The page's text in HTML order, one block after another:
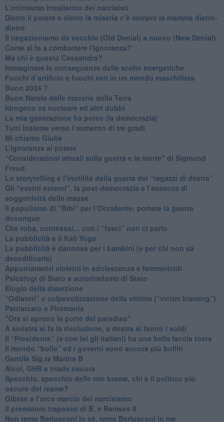
​L’ottimismo irrealistico dei narcisisti
​Dietro il potere e dietro la miseria c’è sempre la mamma dietro-
dietro
Il negazionismo da vecchio (Old Denial) a nuovo (New Denial)
Come si fa a combattere l'ignoranza?
Ma chi è questo Cassandra?
Immaginare le conseguenze delle scelte energetiche
​Fuochi d’artificio e fuochi veri in un mondo maschilista
Buon 2024 ?
​Buon Natale dalle macerie della Terra
​Idrogeno vs nucleare ed altri dubbi
​La mia generazione ha perso (la democrazia)
​Tutti insieme verso l’aumento di tre gradi
Mi chiamo Giulia
L’ignoranza al potere
​“Considerazioni attuali sulla guerra e la morte" di Sigmund
Freud
​Lo storytelling e l’inutilità della guerra dei “ragazzi di destra”
​Gli “eventi esterni”, la post-democrazia e l’assenza di
soggettività delle masse
​Il populismo di “Bibi” per l’Occidente: portare la guerra
dovunque
​Che roba, contessa!... con i “fasci” non ci parlo
La pubblicità e il Kali Yuga
​La pubblicità è dannosa per i bambini (e per chi non sa
decodificarla)
​Appuntamenti violenti in adolescenza e femminicidi
​Psicologi di Stato e autoritarismo di Stato
Elogio della diserzione
“Odiatori” e colpevolizzazione della vittima (“victim blaming”)
​Patriarcato e Piromania
"Ora si aprono le porte del paradiso"
​A sinistra si fa la rivoluzione, a destra si fanno i soldi
​Il “Presidente” (e con lei gli italiani) ha una bella faccia tosta
​Il mondo “bolle” ed i governi sono ancora più bolliti
​Gentile Sig.ra Marina B
​Alcol, GHB e triade oscura
​Specchio, specchio delle mie brame, chi è il politico più
oscuro del reame?
​Gibran e l’arco marcio del narcisismo
​Il prematuro trapasso di B. e Ramses II
​Non temo Berlusconi in sé, temo Berlusconi in me